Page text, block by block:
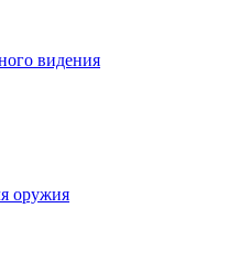
видения
оружия